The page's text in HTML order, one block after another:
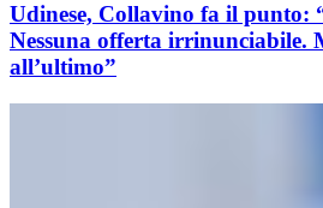
Udinese, Collavino fa il punto:
Nessuna offerta irrinunciabile.
all’ultimo”